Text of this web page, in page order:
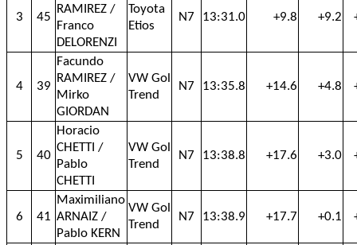
3 45
RAMIREZ /
Franco
DELORENZI
Toyota
Etios
N7 13:31.0 +9.8 +9.2
4 39
Facundo
RAMIREZ /
Mirko
GIORDAN
VW Gol
Trend
N7 13:35.8 +14.6 +4.8
5 40
Horacio
CHETTI /
Pablo
CHETTI
VW Gol
Trend
N7 13:38.8 +17.6 +3.0
6 41
Maximiliano
ARNAIZ /
Pablo KERN
VW Gol
Trend
N7 13:38.9 +17.7 +0.1